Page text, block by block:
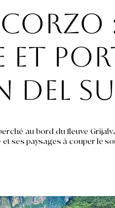
del
au bord du fleuve
paysages à couper le